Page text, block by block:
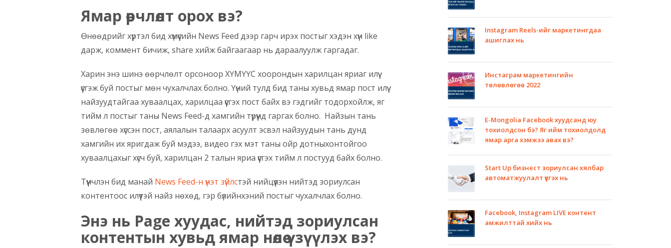
Ямар өөрчлөлт орох вэ?
Өнөөдрийг хүртэл бид хүмүүсийн News Feed дээр гарч ирэх постыг хэдэн хүн like
дарж, коммент бичиж, share хийж байгаагаар нь дараалуулж гаргадаг.
Харин энэ шинэ өөрчлөлт орсоноор ХҮМҮҮС хоорондын харилцан яриаг илүү
үүсгэж буй постыг мөн чухалчлах болно. Үүний тулд бид таны хувьд ямар пост илүү
найзуудтайгаа хуваалцах, харилцаа үүсгэх пост байх вэ гэдгийг тодорхойлж, яг
тийм л постыг таны News Feed-д хамгийн түрүүнд гаргах болно. Найзын тань
зөвлөгөө хүссэн пост, аялалын талаарх асуулт эсвэл найзуудын тань дунд
хамгийн их яригдаж буй мэдээ, видео гэх мэт таны ойр дотныхонтойгоо
хуваалцахыг хүсч буй, харилцан 2 талын яриа үүсгэх тийм л постууд байх болно.
Түүнчлэн бид манай News Feed-н үнэт зүйлстэй нийцүүлэн нийтэд зориулсан
контентоос илүүтэй найз нөхөд, гэр бүлийнхэний постыг чухалчлах болно.
Энэ нь Page хуудас, нийтэд зориулсан
контентын хувьд ямар нөлөө үзүүлэх вэ?
Instagram Reels-ийг маркетингдаа
ашиглах нь
Инстаграм маркетингийн
төлөвлөгөө 2022
E-Mongolia Facebook хуудсанд юу
тохиолдсон бэ? Яг ийм тохиолдолд
ямар арга хэмжээ авах вэ?
Start Up бизнест зориулсан хялбар
автоматжуулалт үүсгэх нь
Facebook, Instagram LIVE контент
амжилттай хийх нь